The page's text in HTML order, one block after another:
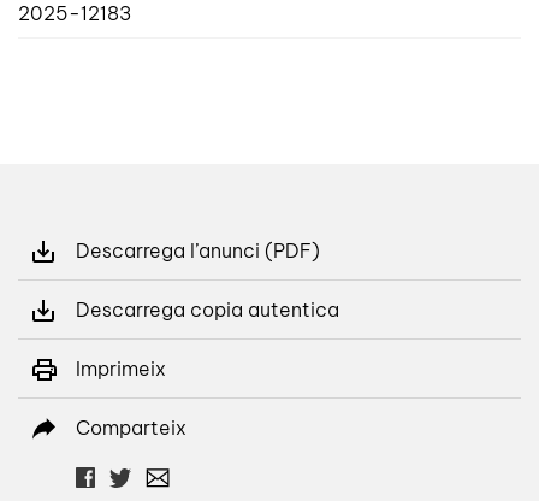
2025-12183
Descarrega l’anunci (PDF)
Descarrega copia autentica
Imprimeix
Comparteix